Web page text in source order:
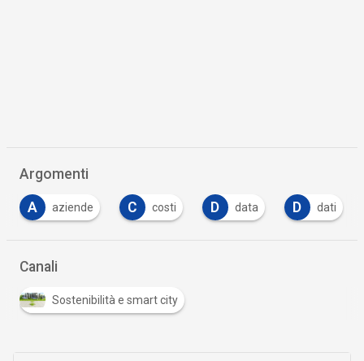
Argomenti
A aziende C costi D data D dati
Canali
Sostenibilità e smart city